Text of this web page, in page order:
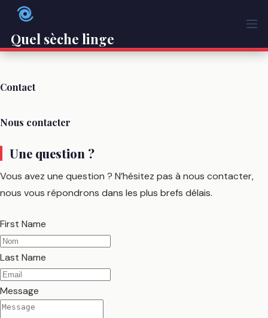
Passer
Quel sèche linge
Contact
Nous contacter
Une question ?
Vous avez une question ? N’hésitez pas à nous contacter,
nous vous répondrons dans les plus brefs délais.
First Name
Last Name
Message